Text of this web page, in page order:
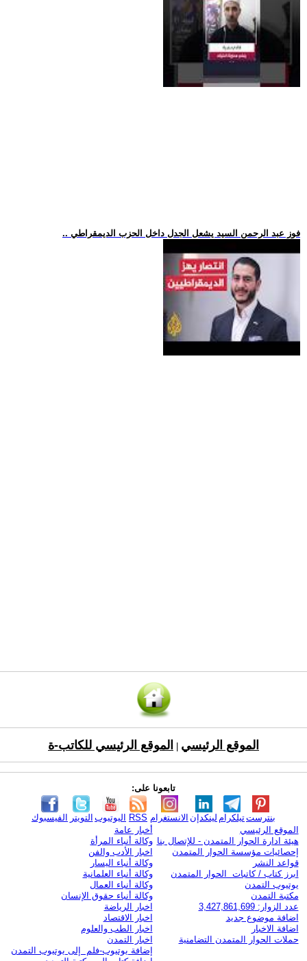
.. فوز عبد الرحمن السيد يشعل الجدل داخل الحزب الديمقراطي
الموقع الرئيسي الموقع الرئيسي للكاتب-ة
تابعونا على:
الفيسبوك التويتر اليوتيوب RSS الانستغرام لينكدإن تيلكرامبنترست
الموقع الرئيسي
هيئة ادارة الحوار المتمدن - للإتصال بنا
إحصائيات مؤسسة الحوار المتمدن
قواعد النشر
ابرز كتاب / كاتبات الحوار المتمدن
يوتيوب التمدن
مكتبة التمدن
عدد الزوار: 3,427,861,699
اضافة موضوع جديد
اضافة الاخبار
حملات الحوار المتمدن التضامنية
أخبار عامة
وكالة أنباء المرأة
اخبار الأدب والفن
وكالة أنباء اليسار
وكالة أنباء العلمانية
وكالة أنباء العمال
وكالة أنباء حقوق الإنسان
اخبار الرياضة
اخبار الاقتصاد
اخبار الطب والعلوم
اخبار التمدن
إضافة يوتيوب-فلم إلى يوتيوب التمدن